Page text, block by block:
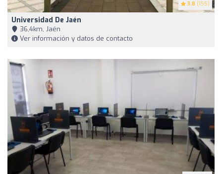
3.8 (155)
Universidad De Jaén
36,4km, Jaén
Ver información y datos de contacto